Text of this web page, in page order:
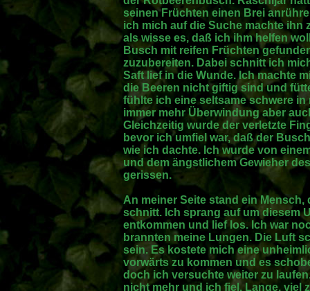
seinen Früchten einen Brei
ich mich auf die Suche machte ihn
als wisse es, daß ich ihm helfen
Busch mit reifen Früchten
zuzubereiten. Dabei schnitt ich
Saft lief in die Wunde. Ich machte
die Beeren nicht giftig sind und
fühlte ich eine seltsame schwere
immer mehr Überwindung aber
Gleichzeitig wurde der verletzte
bevor ich umfiel war, daß der
wie ich dachte. Ich wurde von
und dem ängstlichem Gewieher
gerissen.
An meiner Seite stand ein
schnitt. Ich sprang auf um diesem
entkommen und lief los. Ich war
brannten meine Lungen. Die Luft
sein. Es kostete mich eine
vorwärts zu kommen und es
doch ich versuchte weiter zu
nicht mehr und ich fiel. Lange, viel